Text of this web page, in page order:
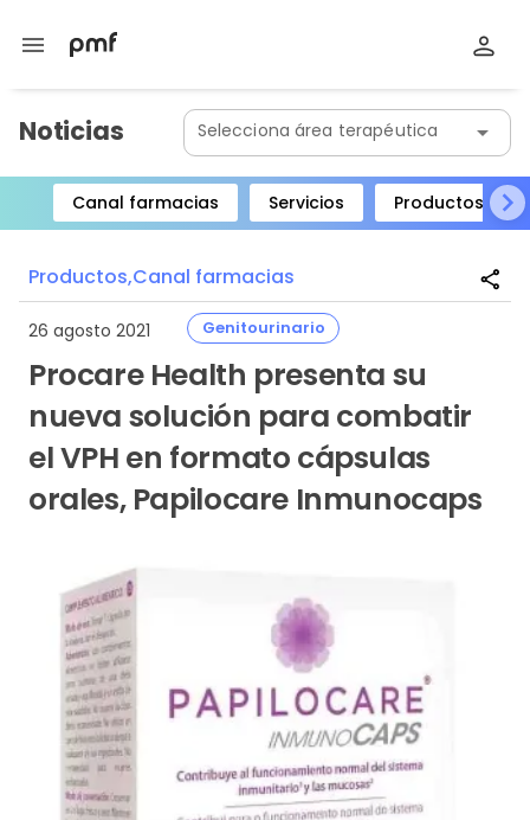
menu
Noticias Selecciona área terapéutica arrow_drop_down
Canal farmacias Servicios
Productos
Item
of
8
Productos,Canal farmacias share
26 agosto 2021 Genitourinario
Procare Health presenta su
nueva solución para combatir
el VPH en formato cápsulas
orales, Papilocare Inmunocaps